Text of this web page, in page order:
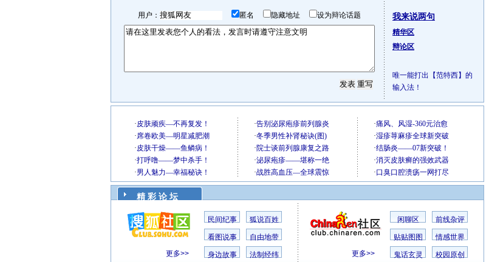
用户： 匿名 隐藏地址 设为辩论话题 我来说两句
精华区
辩论区
唯一能打出【范特西】的
输入法！
精 彩 论 坛
更多>>
民间纪事 狐说百姓
看图说事 自由地带
身边故事 法制经纬 更多>>
闲聊区 前线杂评
贴贴图图 情感世界
鬼话玄灵 校园原创